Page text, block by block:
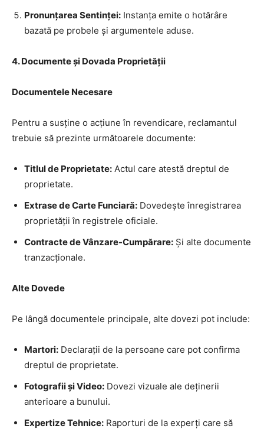
Pronunțarea Sentinței: Instanța emite o hotărâre
bazată pe probele și argumentele aduse.
4. Documente și Dovada Proprietății
Documentele Necesare
Pentru a susține o acțiune în revendicare, reclamantul
trebuie să prezinte următoarele documente:
Titlul de Proprietate: Actul care atestă dreptul de
proprietate.
Extrase de Carte Funciară: Dovedește înregistrarea
proprietății în registrele oficiale.
Contracte de Vânzare-Cumpărare: Și alte documente
tranzacționale.
Alte Dovede
Pe lângă documentele principale, alte dovezi pot include:
Martori: Declarații de la persoane care pot confirma
dreptul de proprietate.
Fotografii și Video: Dovezi vizuale ale deținerii
anterioare a bunului.
Expertize Tehnice: Raporturi de la experți care să